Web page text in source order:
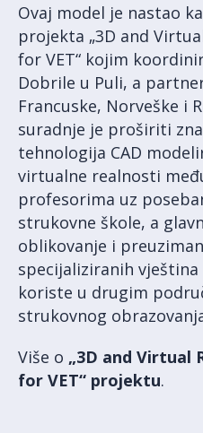
Ovaj model je nastao
projekta „3D and
for VET“ kojim
Dobrile u Puli, a
Francuske, Norveške i
suradnje je proširiti
tehnologija CAD
virtualne realnosti
profesorima uz
strukovne škole, a
oblikovanje i
specijaliziranih vještina
koriste u drugim
strukovnog
Više o „3D and Virtual
for VET“ projektu.